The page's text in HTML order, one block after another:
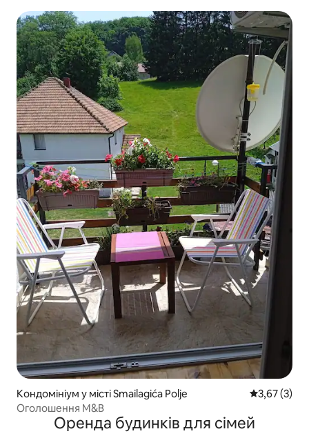
Кондомініум у місті Smailagića Polje Середня
3,67 (3)
Оголошення M&B
Оренда будинків для сімей